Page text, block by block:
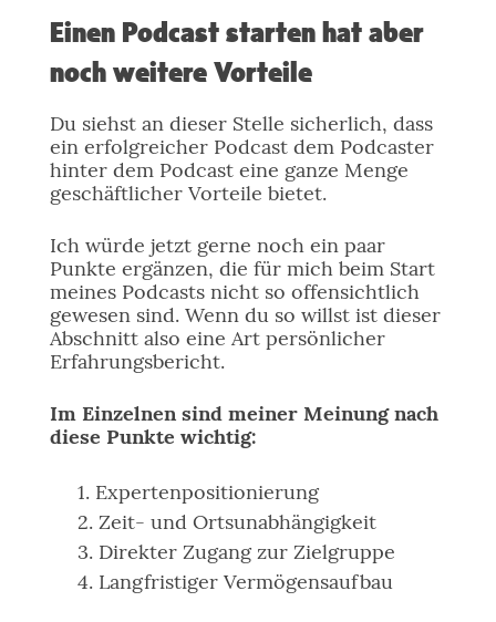
Einen Podcast starten hat aber
noch weitere Vorteile
Du siehst an dieser Stelle sicherlich, dass
ein erfolgreicher Podcast dem Podcaster
hinter dem Podcast eine ganze Menge
geschäftlicher Vorteile bietet.
Ich würde jetzt gerne noch ein paar
Punkte ergänzen, die für mich beim Start
meines Podcasts nicht so offensichtlich
gewesen sind. Wenn du so willst ist dieser
Abschnitt also eine Art persönlicher
Erfahrungsbericht.
Im Einzelnen sind meiner Meinung nach
diese Punkte wichtig:
Expertenpositionierung
Zeit- und Ortsunabhängigkeit
Direkter Zugang zur Zielgruppe
Langfristiger Vermögensaufbau